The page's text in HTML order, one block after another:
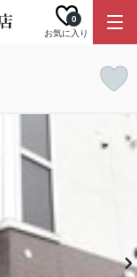
お気に入り
0